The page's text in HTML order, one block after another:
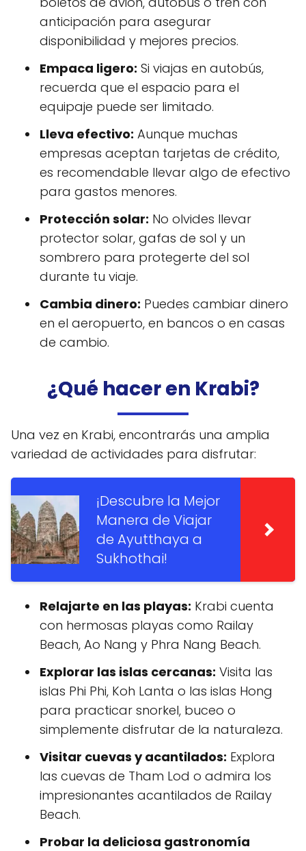
anticipación para asegurar
disponibilidad y mejores precios.
Empaca ligero: Si viajas en autobús,
recuerda que el espacio para el
equipaje puede ser limitado.
Lleva efectivo: Aunque muchas
empresas aceptan tarjetas de crédito,
es recomendable llevar algo de efectivo
para gastos menores.
Protección solar: No olvides llevar
protector solar, gafas de sol y un
sombrero para protegerte del sol
durante tu viaje.
Cambia dinero: Puedes cambiar dinero
en el aeropuerto, en bancos o en casas
de cambio.
¿Qué hacer en Krabi?
Una vez en Krabi, encontrarás una amplia
variedad de actividades para disfrutar:
¡Descubre la Mejor
Manera de Viajar
de Ayutthaya a
Sukhothai!
Relajarte en las playas: Krabi cuenta
con hermosas playas como Railay
Beach, Ao Nang y Phra Nang Beach.
Explorar las islas cercanas: Visita las
islas Phi Phi, Koh Lanta o las islas Hong
para practicar snorkel, buceo o
simplemente disfrutar de la naturaleza.
Visitar cuevas y acantilados: Explora
las cuevas de Tham Lod o admira los
impresionantes acantilados de Railay
Beach.
Probar la deliciosa gastronomía